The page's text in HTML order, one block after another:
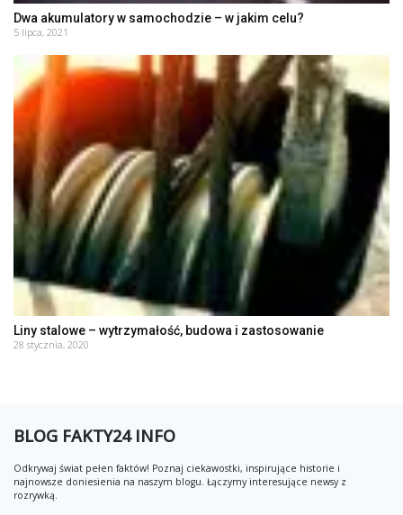
Dwa akumulatory w samochodzie – w jakim celu?
5 lipca, 2021
Liny stalowe – wytrzymałość, budowa i zastosowanie
28 stycznia, 2020
BLOG FAKTY24 INFO
Odkrywaj świat pełen faktów! Poznaj ciekawostki, inspirujące historie i
najnowsze doniesienia na naszym blogu. Łączymy interesujące newsy z
rozrywką.